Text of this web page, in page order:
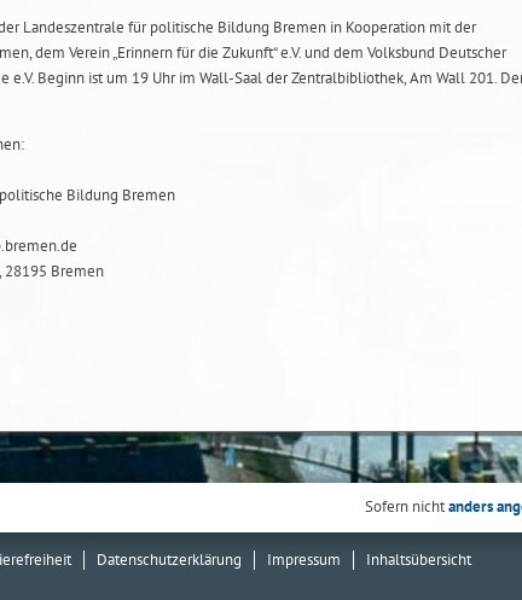
Landeszentrale für politische Bildung Bremen in Kooperation mit der
dem Verein „Erinnern für die Zukunft“ e.V. und dem Volksbund Deutscher
e.V. Beginn ist um 19 Uhr im Wall-Saal der Zentralbibliothek, Am Wall 201.
Bildung Bremen
28195 Bremen
Sofern nichtanders
Datenschutzerklärung Impressum Inhaltsübersicht